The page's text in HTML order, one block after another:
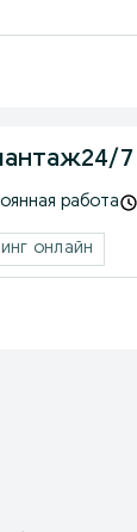
7
работа
онлайн